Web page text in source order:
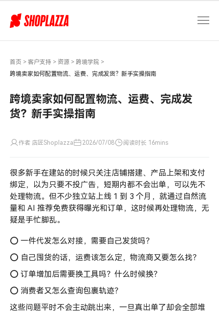
流、
货？
首页 > 客户支持 > 资源 > 跨境学院 >
跨境卖家如何配置物流、运费、完成发货？新手实操指南
跨境卖家如何配置物流、运费、完成发
货？新手实操指南
作者 店匠Shoplazza 2026/07/08 阅读时长 16mins
很多新手在建站的时候只关注店铺搭建、产品上架和支付
绑定，以为只要不投广告，短期内都不会出单，可以先不
处理物流。但不少独立站上线 1 到 3 个月，就通过自然流
量和 AI 推荐免费获得曝光和订单，这时候再处理物流，无
疑是手忙脚乱。
⭕️ 一件代发怎么对接，需要自己发货吗？
⭕️ 自己囤货的话，运费该怎么定，物流商又要怎么找？
⭕️ 订单增加后需要换工具吗？什么时候换？
⭕️ 消费者又怎么查询包裹轨迹？
这些问题平时不会主动跳出来，一旦真出单了却会全部堆